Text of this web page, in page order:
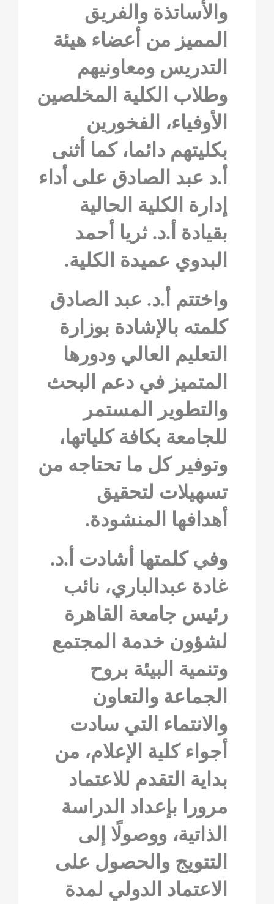
والأساتذة والفريق
المميز من أعضاء هيئة
التدريس ومعاونيهم
وطلاب الكلية المخلصين
الأوفياء، الفخورين
بكليتهم دائما، كما أثنى
أ.د عبد الصادق على أداء
إدارة الكلية الحالية
بقيادة أ.د. ثريا أحمد
البدوي عميدة الكلية.
واختتم أ.د. عبد الصادق
كلمته بالإشادة بوزارة
التعليم العالي ودورها
المتميز في دعم البحث
والتطوير المستمر
للجامعة بكافة كلياتها،
وتوفير كل ما تحتاجه من
تسهيلات لتحقيق
أهدافها المنشودة.
وفي كلمتها أشادت أ.د.
غادة عبدالباري، نائب
رئيس جامعة القاهرة
لشؤون خدمة المجتمع
وتنمية البيئة بروح
الجماعة والتعاون
والانتماء التي سادت
أجواء كلية الإعلام، من
بداية التقدم للاعتماد
مرورا بإعداد الدراسة
الذاتية، ووصولًا إلى
التتويج والحصول على
الاعتماد الدولي لمدة